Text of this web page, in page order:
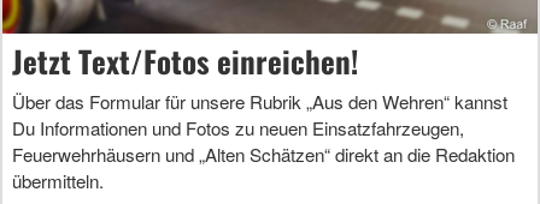
Jetzt Text/Fotos einreichen!
Über das Formular für unsere Rubrik „Aus den Wehren“ kannst
Du Informationen und Fotos zu neuen Einsatzfahrzeugen,
Feuerwehrhäusern und „Alten Schätzen“ direkt an die Redaktion
übermitteln.